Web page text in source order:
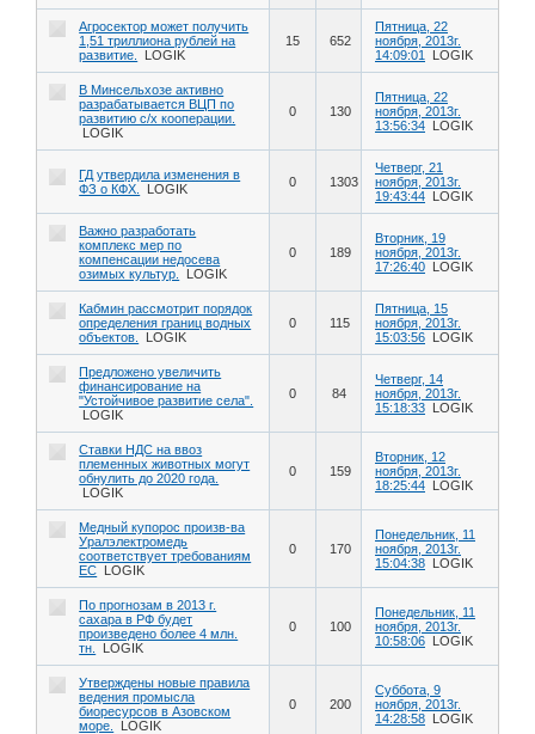
Агросектор может получить
1,51 триллиона рублей на
развитие.
LOGIK
15 652
Пятница, 22
ноября, 2013г.
14:09:01
LOGIK
В Минсельхозе активно
разрабатывается ВЦП по
развитию с/х кооперации.
LOGIK
0 130
Пятница, 22
ноября, 2013г.
13:56:34 LOGIK
ГД утвердила изменения в
ФЗ о КФХ.
LOGIK 0 1303
Четверг, 21
ноября, 2013г.
19:43:44 LOGIK
Важно разработать
комплекс мер по
компенсации недосева
озимых культур.
LOGIK
0 189
Вторник, 19
ноября, 2013г.
17:26:40 LOGIK
Кабмин рассмотрит порядок
определения границ водных
объектов.
LOGIK
0 115
Пятница, 15
ноября, 2013г.
15:03:56 LOGIK
Предложено увеличить
финансирование на
"Устойчивое развитие села".
LOGIK
0 84
Четверг, 14
ноября, 2013г.
15:18:33 LOGIK
Ставки НДС на ввоз
племенных животных могут
обнулить до 2020 года.
LOGIK
0 159
Вторник, 12
ноября, 2013г.
18:25:44 LOGIK
Медный купорос произв-ва
Уралэлектромедь
соответствует требованиям
ЕС LOGIK
0 170
Понедельник, 11
ноября, 2013г.
15:04:38 LOGIK
По прогнозам в 2013 г.
сахара в РФ будет
произведено более 4 млн.
тн.
LOGIK
0 100
Понедельник, 11
ноября, 2013г.
10:58:06 LOGIK
Утверждены новые правила
ведения промысла
биоресурсов в Азовском
море.
LOGIK
0 200
Суббота, 9
ноября, 2013г.
14:28:58 LOGIK